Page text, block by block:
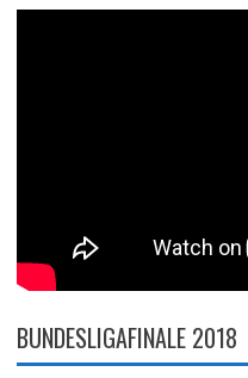
BUNDESLIGAFINALE 2018